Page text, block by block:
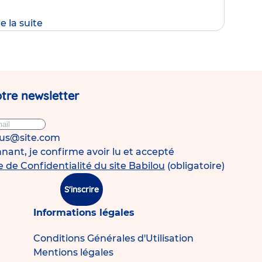
la suite
newsletter
je confirme avoir lu et accepté
de Confidentialité du site Babilou (obligatoire)
S'inscrire
Informations légales
Conditions Générales d'Utilisation
Mentions légales